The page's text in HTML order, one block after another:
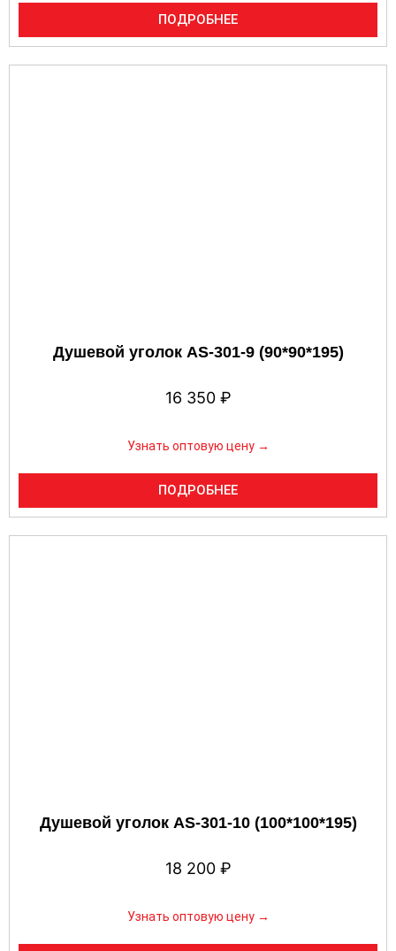
ПОДРОБНЕЕ
Душевой уголок AS-301-9 (90*90*195)
16 350 ₽
Узнать оптовую цену →
ПОДРОБНЕЕ
Душевой уголок AS-301-10 (100*100*195)
18 200 ₽
Узнать оптовую цену →